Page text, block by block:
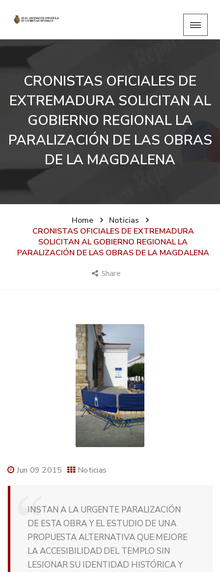
CRONISTAS OFICIALES DE
EXTREMADURA SOLICITAN AL
GOBIERNO REGIONAL LA
PARALIZACIÓN DE LAS OBRAS
DE LA MAGDALENA
Home
Noticias
CRONISTAS OFICIALES DE EXTREMADURA
SOLICITAN AL GOBIERNO REGIONAL LA
PARALIZACIÓN DE LAS OBRAS DE LA MAGDALENA
Share
Jun 09 2015 Noticias
INSTAN A LA URGENTE PARALIZACIÓN
DE ESTA OBRA Y EL ESTUDIO DE UNA
PROPUESTA ALTERNATIVA QUE MEJORE
LA ACCESIBILIDAD DEL TEMPLO SIN
LESIONAR SU IDENTIDAD HISTÓRICA Y